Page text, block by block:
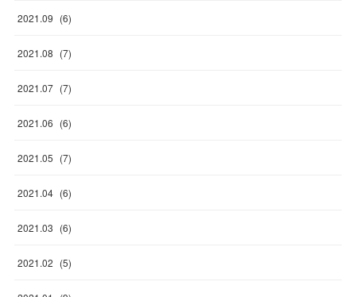
2021.09 (6)
2021.08 (7)
2021.07 (7)
2021.06 (6)
2021.05 (7)
2021.04 (6)
2021.03 (6)
2021.02 (5)